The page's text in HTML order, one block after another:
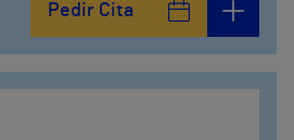
Pedir Cita